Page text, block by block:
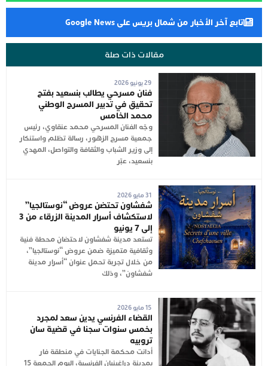
تابع آخر الأخبار من شمال بريس على Google News
مقالات ذات صلة
29 يونيو 2026
فنان مسرحي يطالب بنسعيد بفتح
تحقيق في تدبير المسرح الوطني
محمد الخامس
وجّه الفنان المسرحي محمد عنقاوي، رئيس
جمعية مسرح الزهور، رسالة تظلم واستنكار
إلى وزير الشباب والثقافة والتواصل، المهدي
بنسعيد، عبّر
31 مايو 2026
شفشاون تحتضن عروض “نوستالجيا”
لاستكشاف أسرار المدينة الزرقاء من 3
إلى 7 يونيو
تستعد مدينة شفشاون لاحتضان محطة فنية
وثقافية متميزة ضمن عروض “نوستالجيا”،
من خلال تجربة تحمل عنوان “أسرار مدينة
شفشاون”، وذلك
15 مايو 2026
القضاء الفرنسي يدين سعد لمجرد
بخمس سنوات سجنا في قضية سان
تروبيه
أدانت محكمة الجنايات في منطقة فار
بمدينة دراغينيان الفرنسية، اليوم الجمعة 15